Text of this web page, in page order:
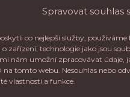
Spravovat souhlas
co nejlepší služby,
zařízení, technologie jako jsou
nám umožní zpracovávat údaje,
na tomto webu. Nesouhlas nebo
vlastnosti a funkce.